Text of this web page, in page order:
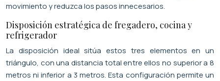
movimiento y reduzca los pasos innecesarios.
Disposición estratégica de fregadero, cocina y
refrigerador
La disposición ideal sitúa estos tres elementos en un
triángulo, con una distancia total entre ellos no superior a 8
metros ni inferior a 3 metros. Esta configuración permite un